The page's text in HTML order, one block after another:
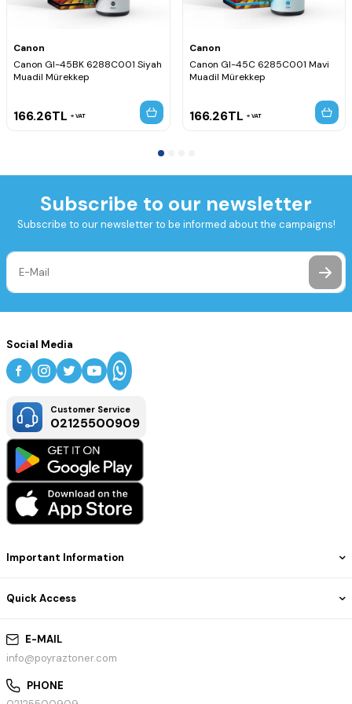
Canon
Canon GI-45BK 6288C001 Siyah
Muadil Mürekkep
166.26TL VAT
Canon
Canon GI-45C 6285C001 Mavi
Muadil Mürekkep
166.26TL VAT
Subscribe to our newsletter
Subscribe to our newsletter to be informed about the campaigns!
E-MAIL
info@poyraztoner.com
PHONE
Important Information
Quick Access
Social Media
Customer Service
02125500909